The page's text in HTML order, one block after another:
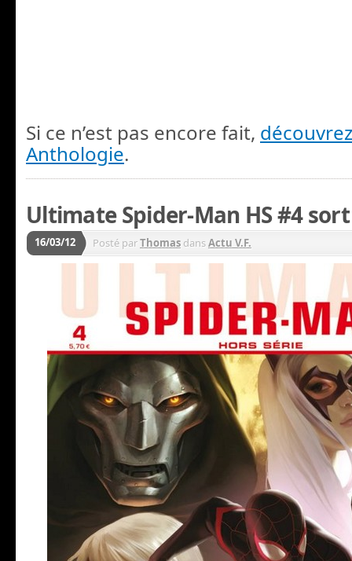
Si ce n’est pas encore fait,
Anthologie.
Ultimate Spider-Man HS #4
16/03/12 Posté parThomas dansActu V.F.